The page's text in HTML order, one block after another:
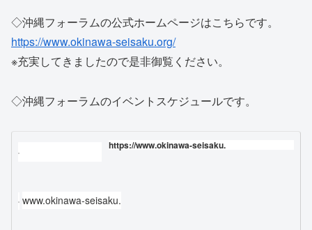
◇沖縄フォーラムの公式ホームページはこちらです。
https://www.okinawa-seisaku.org/
※充実してきましたので是非御覧ください。
◇沖縄フォーラムのイベントスケジュールです。
https://www.okinawa-seisaku.
www.okinawa-seisaku.